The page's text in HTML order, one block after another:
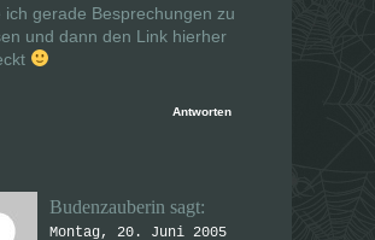
ich gerade Besprechungen zu
und dann den Link hierher
Antworten
Budenzauberin sagt:
Montag, 20. Juni 2005